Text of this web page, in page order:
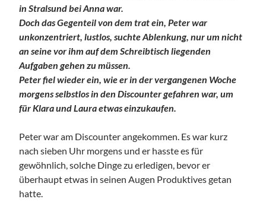
in Stralsund bei Anna war.
Doch das Gegenteil von dem trat ein, Peter war
unkonzentriert, lustlos, suchte Ablenkung, nur um nicht
an seine vor ihm auf dem Schreibtisch liegenden
Aufgaben gehen zu müssen.
Peter fiel wieder ein, wie er in der vergangenen Woche
morgens selbstlos in den Discounter gefahren war, um
für Klara und Laura etwas einzukaufen.
Peter war am Discounter angekommen. Es war kurz
nach sieben Uhr morgens und er hasste es für
gewöhnlich, solche Dinge zu erledigen, bevor er
überhaupt etwas in seinen Augen Produktives getan
hatte.